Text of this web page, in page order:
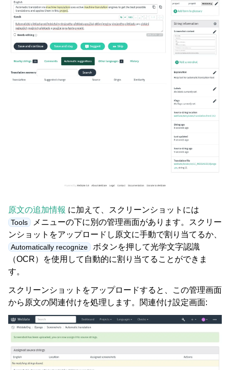
原文の追加情報 に加えて、スクリーンショットには
Tools メニューの下に別の管理画面があります。スクリー
ンショットをアップロードし原文に手動で割り当てるか、
Automatically recognize ボタンを押して光学文字認識
（OCR）を使用して自動的に割り当てることができま
す。
スクリーンショットをアップロードすると、この管理画面
から原文の関連付けを処理します。関連付け設定画面: